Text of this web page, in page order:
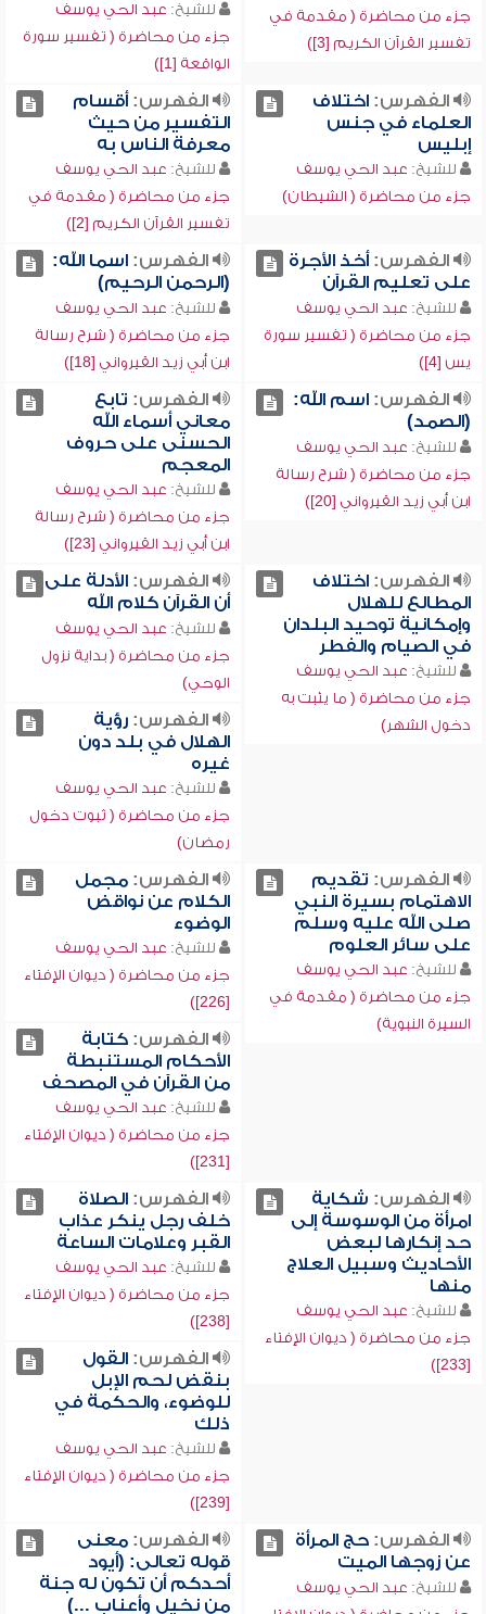
جزء من محاضرة ( مقدمة في
تفسير القرآن الكريم [3])
للشيخ: عبد الحي يوسف
جزء من محاضرة ( تفسير سورة
الواقعة [1])
الفهرس:اختلاف
العلماء في جنس
إبليس
للشيخ: عبد الحي يوسف
جزء من محاضرة ( الشيطان)
الفهرس:أقسام
التفسير من حيث
معرفة الناس به
للشيخ: عبد الحي يوسف
جزء من محاضرة ( مقدمة في
تفسير القرآن الكريم [2])
الفهرس:أخذ الأجرة
على تعليم القرآن
للشيخ: عبد الحي يوسف
جزء من محاضرة ( تفسير سورة
يس [4])
الفهرس:اسما الله:
(الرحمن الرحيم)
للشيخ: عبد الحي يوسف
جزء من محاضرة ( شرح رسالة
ابن أبي زيد القيرواني [18])
الفهرس:اسم الله:
(الصمد)
للشيخ: عبد الحي يوسف
جزء من محاضرة ( شرح رسالة
ابن أبي زيد القيرواني [20])
الفهرس: تابع
معاني أسماء الله
الحسنى على حروف
المعجم
للشيخ: عبد الحي يوسف
جزء من محاضرة ( شرح رسالة
ابن أبي زيد القيرواني [23])
الفهرس:اختلاف
المطالع للهلال
وإمكانية توحيد البلدان
في الصيام والفطر
للشيخ: عبد الحي يوسف
جزء من محاضرة ( ما يثبت به
دخول الشهر)
الفهرس:الأدلة على
أن القرآن كلام الله
للشيخ: عبد الحي يوسف
جزء من محاضرة ( بداية نزول
الوحي)
الفهرس:رؤية
الهلال في بلد دون
غيره
للشيخ: عبد الحي يوسف
جزء من محاضرة ( ثبوت دخول
رمضان)
الفهرس: تقديم
الاهتمام بسيرة النبي
صلى الله عليه وسلم
على سائر العلوم
للشيخ: عبد الحي يوسف
جزء من محاضرة ( مقدمة في
السيرة النبوية)
الفهرس:مجمل
الكلام عن نواقض
الوضوء
للشيخ: عبد الحي يوسف
جزء من محاضرة ( ديوان الإفتاء
[226])
الفهرس:كتابة
الأحكام المستنبطة
من القرآن في المصحف
للشيخ: عبد الحي يوسف
جزء من محاضرة ( ديوان الإفتاء
[231])
الفهرس: شكاية
امرأة من الوسوسة إلى
حد إنكارها لبعض
الأحاديث وسبيل العلاج
منها
للشيخ: عبد الحي يوسف
جزء من محاضرة ( ديوان الإفتاء
[233])
الفهرس:الصلاة
خلف رجل ينكر عذاب
القبر وعلامات الساعة
للشيخ: عبد الحي يوسف
جزء من محاضرة ( ديوان الإفتاء
[238])
الفهرس:القول
بنقض لحم الإبل
للوضوء، والحكمة في
ذلك
للشيخ: عبد الحي يوسف
جزء من محاضرة ( ديوان الإفتاء
[239])
الفهرس:حج المرأة
عن زوجها الميت
للشيخ: عبد الحي يوسف
الفهرس:معنى
قوله تعالى: (أيود
أحدكم أن تكون له جنة
من نخيل وأعناب ...)